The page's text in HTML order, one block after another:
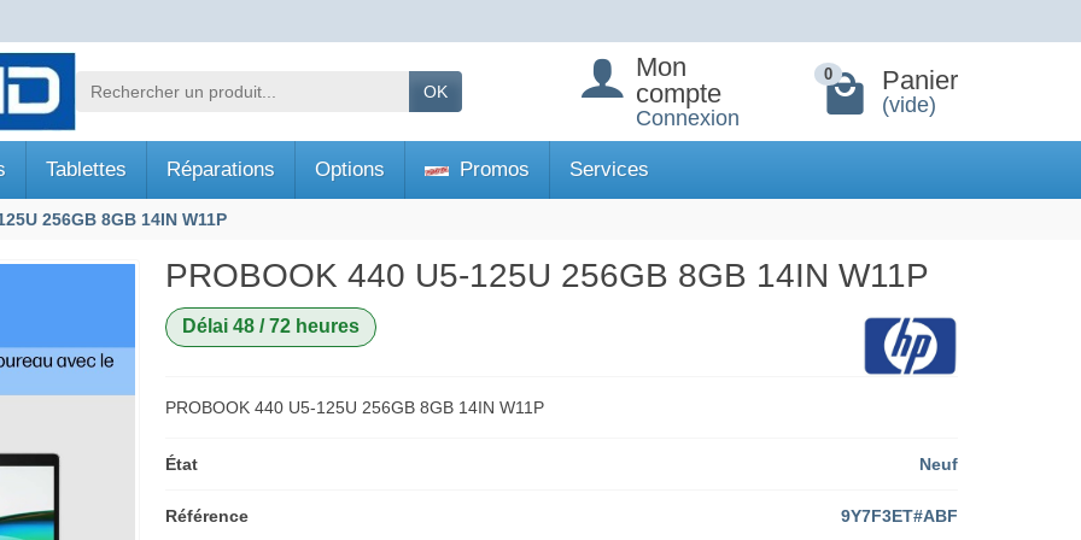
OK
Mon
compte
Connexion
0 Panier
(vide)
Tablettes Réparations Options Promos Services
256GB 8GB 14IN W11P
PROBOOK 440 U5-125U 256GB 8GB 14IN W11P
Délai 48 / 72 heures
PROBOOK 440 U5-125U 256GB 8GB 14IN W11P
État Neuf
Référence 9Y7F3ET#ABF